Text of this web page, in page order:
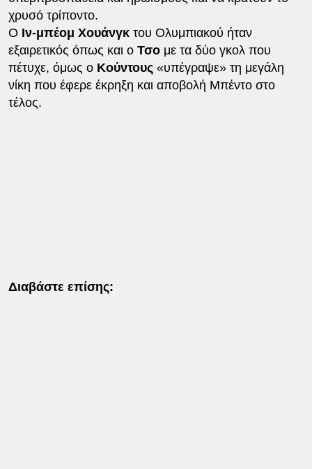
χρυσό τρίποντο.
Ο Ιν-μπέομ Χουάνγκτου Ολυμπιακού ήταν
εξαιρετικός όπως και ο Τσο με τα δύο γκολ που
πέτυχε, όμως ο Κούντους«υπέγραψε» τη μεγάλη
νίκη που έφερε έκρηξη και αποβολή Μπέντο στο
τέλος.
Διαβάστε επίσης: